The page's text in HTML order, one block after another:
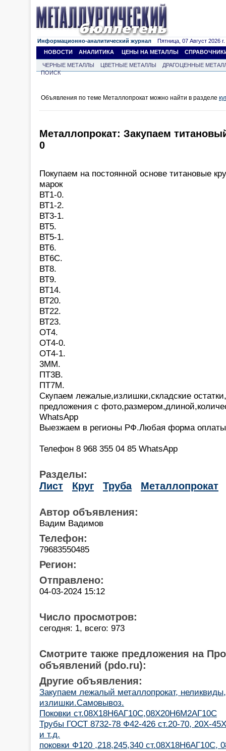
Информационно-аналитический журнал Пятница, 07 Август 2026 г.
НОВОСТИ
АНАЛИТИКА ЦЕНЫ НА МЕТАЛЛЫ
ЧЕРНЫЕ МЕТАЛЛЫ ЦВЕТНЫЕ МЕТАЛЛЫ
ДРАГОЦЕННЫЕ
ПОИСК
Объявления по теме Металлопрокат можно найти в разделе
Металлопрокат: Закупаем
0
Покупаем на постоянной основе титановые
марок
ВТ1-0.
ВТ1-2.
ВТ3-1.
ВТ5.
ВТ5-1.
ВТ6.
ВТ6С.
ВТ8.
ВТ9.
ВТ14.
ВТ20.
ВТ22.
ВТ23.
ОТ4.
ОТ4-0.
ОТ4-1.
3ММ.
ПТ3В.
ПТ7М.
Скупаем лежалые,излишки,складские
предложения с
WhatsApp
Выезжаем в регионы РФ.Любая форма
Телефон 8 968 355 04 85 WhatsApp
Разделы:
Лист
Круг Труба Металлопрокат
Автор объявления:
Вадим Вадимов
Телефон:
79683550485
Регион:
Отправлено:
04-03-2024 15:12
Число просмотров:
сегодня: 1, всего: 973
Смотрите также предложения на
объявлений (pdo.ru):
Другие объявления:
Закупаем лежалый металлопрокат,
излишки.Самовывоз.
Поковки ст.08Х18Н6АГ10С,08Х20Н6М2АГ10С
Трубы ГОСТ 8732-78 Ф42-426 ст.20-70, 20Х-
и т.д.
поковки Ф120 ,218,245,340 ст.08Х18Н6АГ10С,